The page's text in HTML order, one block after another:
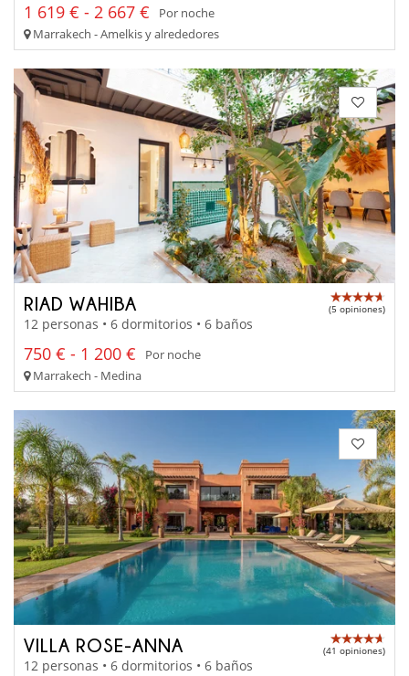
1 619 € - 2 667 €
Por noche
Marrakech - Amelkis y alrededores
RIAD WAHIBA (5 opiniones)
12 personas • 6 dormitorios • 6 baños
750 € - 1 200 €
Por noche
Marrakech - Medina
VILLA ROSE-ANNA (41 opiniones)
12 personas • 6 dormitorios • 6 baños